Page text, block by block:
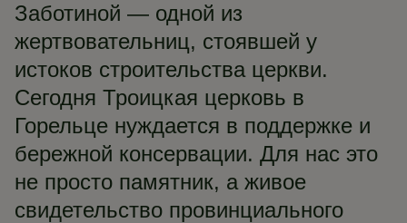
Заботиной — одной из
жертвовательниц, стоявшей у
истоков строительства церкви.
Сегодня Троицкая церковь в
Горельце нуждается в поддержке и
бережной консервации. Для нас это
не просто памятник, а живое
свидетельство провинциального